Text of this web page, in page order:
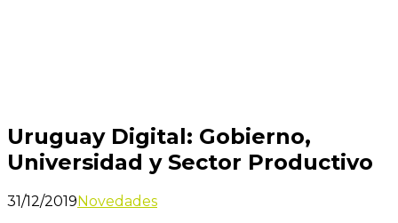
Uruguay Digital: Gobierno,
Universidad y Sector Productivo
31/12/2019Novedades